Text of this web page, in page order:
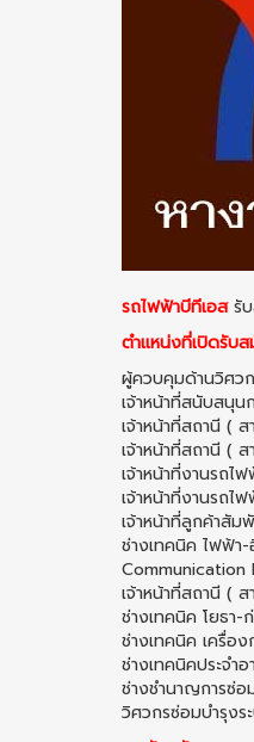
รถไฟฟ้าบีทีเอส รั
ตำแหน่งที่เปิดรับ
ผู้ควบคุมด้านวิศว
เจ้าหน้าที่สนับสนุน
เจ้าหน้าที่สถานี (
เจ้าหน้าที่สถานี (
เจ้าหน้าที่งานรถ
เจ้าหน้าที่งานรถไ
เจ้าหน้าที่ลูกค้าสั
ช่างเทคนิค ไฟฟ้า
Communication
เจ้าหน้าที่สถานี (
ช่างเทคนิค โยธา
ช่างเทคนิค เครื่อ
ช่างเทคนิคประจำ
ช่างชำนาญการซ่อ
วิศวกรซ่อมบำรุ